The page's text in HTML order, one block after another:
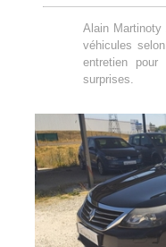
Alain Martinoty
véhicules
entretien
surprises.